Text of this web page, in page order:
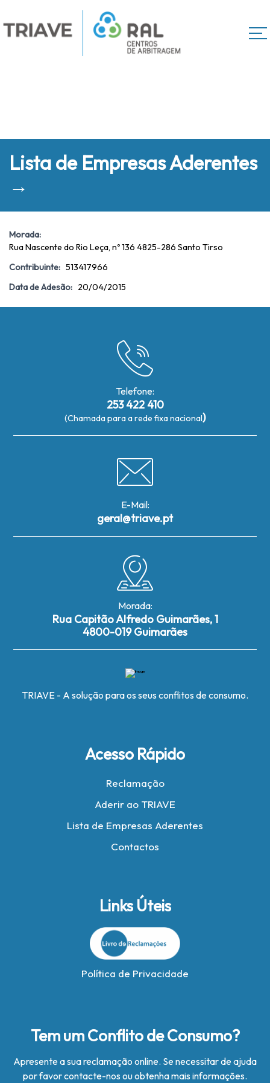
Lista de Empresas Aderentes
→
Morada:
Rua Nascente do Rio Leça, nº 136 4825-286 Santo Tirso
Contribuinte: 513417966
Data de Adesão: 20/04/2015
Telefone:
253 422 410
(Chamada para a rede fixa nacional)
E-Mail:
geral@triave.pt
Morada:
Rua Capitão Alfredo Guimarães, 1
4800-019 Guimarães
TRIAVE - A solução para os seus conflitos de consumo.
Acesso Rápido
Reclamação
Aderir ao TRIAVE
Lista de Empresas Aderentes
Contactos
Links Úteis
Política de Privacidade
Tem um Conflito de Consumo?
Apresente a sua reclamação online. Se necessitar de ajuda
por favor contacte-nos ou obtenha mais informações.